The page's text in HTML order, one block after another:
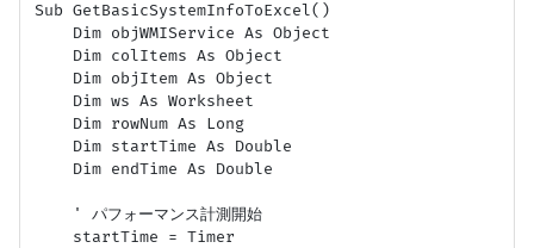
Sub GetBasicSystemInfoToExcel()
    Dim objWMIService As Object
    Dim colItems As Object
    Dim objItem As Object
    Dim ws As Worksheet
    Dim rowNum As Long
    Dim startTime As Double
    Dim endTime As Double
    ' パフォーマンス計測開始
    startTime = Timer